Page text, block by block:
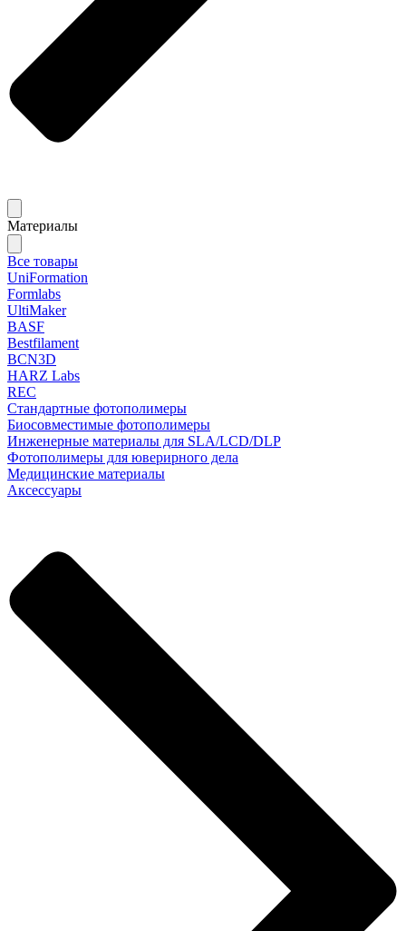
Материалы
Все товары
UniFormation
Formlabs
UltiMaker
BASF
Bestfilament
BCN3D
HARZ Labs
REC
Стандартные фотополимеры
Биосовместимые фотополимеры
Инженерные материалы для SLA/LCD/DLP
Фотополимеры для юверирного дела
Медицинские материалы
Аксессуары